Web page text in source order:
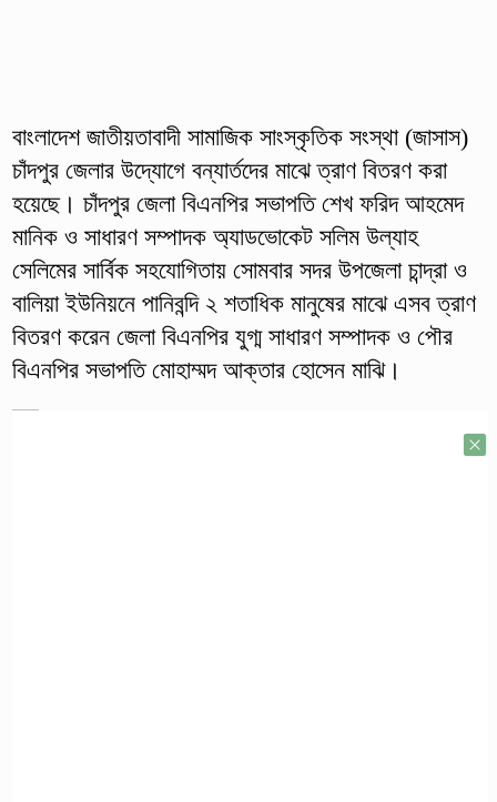
বাংলাদেশ জাতীয়তাবাদী সামাজিক সাংস্কৃতিক সংস্থা (জাসাস)
চাঁদপুর জেলার উদ্যোগে বন্যার্তদের মাঝে ত্রাণ বিতরণ করা
হয়েছে। চাঁদপুর জেলা বিএনপির সভাপতি শেখ ফরিদ আহমেদ
মানিক ও সাধারণ সম্পাদক অ্যাডভোকেট সলিম উল্যাহ
সেলিমের সার্বিক সহযোগিতায় সোমবার সদর উপজেলা চান্দ্রা ও
বালিয়া ইউনিয়নে পানিবন্দি ২ শতাধিক মানুষের মাঝে এসব ত্রাণ
বিতরণ করেন জেলা বিএনপির যুগ্ম সাধারণ সম্পাদক ও পৌর
বিএনপির সভাপতি মোহাম্মদ আক্তার হোসেন মাঝি।